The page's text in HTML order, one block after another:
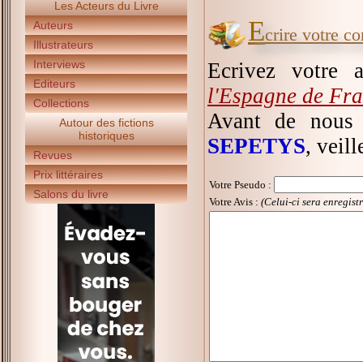
Les Acteurs du Livre
Auteurs
Illustrateurs
Interviews
Editeurs
Collections
Autour des fictions
historiques
Revues
Prix littéraires
Salons du livre
Ecrire votre
Ecrivez votre
l'Espagne de
Avant de
SEPETYS,
Votre Pseudo :
Votre Avis : (Celui-ci sera